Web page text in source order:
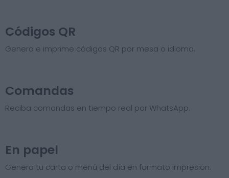
Códigos QR
Genera e imprime códigos QR por mesa o idioma.
Comandas
Reciba comandas en tiempo real por WhatsApp.
En papel
Genera tu carta o menú del día en formato impresión.